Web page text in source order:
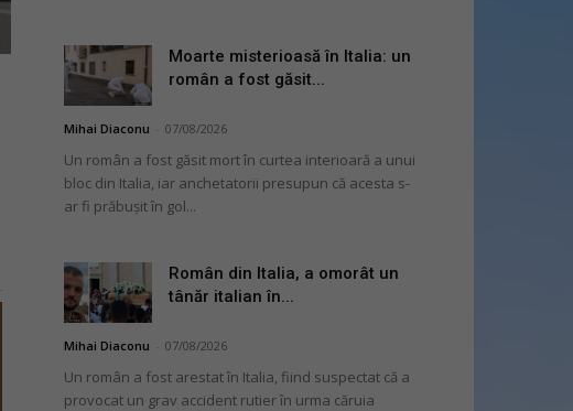
Moarte misterioasă în Italia: un
român a fost găsit...
Mihai Diaconu 07/08/2026
Un român a fost găsit mort în curtea interioară a unui
bloc din Italia, iar anchetatorii presupun că acesta s-
ar fi prăbușit în gol...
Român din Italia, a omorât un
tânăr italian în...
Mihai Diaconu 07/08/2026
Un român a fost arestat în Italia, fiind suspectat că a
provocat un grav accident rutier în urma căruia